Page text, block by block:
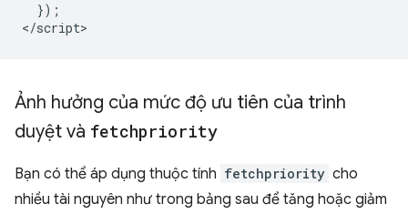
  });
Ảnh hưởng của mức độ ưu tiên của trình
duyệt và fetchpriority
Bạn có thể áp dụng thuộc tính fetchpriority cho
nhiều tài nguyên như trong bảng sau để tăng hoặc giảm